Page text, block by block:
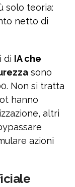
solo teoria:
netto di
di IA che
sono
Non si tratta
hanno
altri
azioni